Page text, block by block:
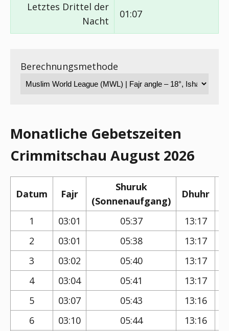
Letztes Drittel der
Nacht
01:07
Berechnungsmethode
Monatliche Gebetszeiten
Crimmitschau August 2026
Datum Fajr
Shuruk
(Sonnenaufgang)
Dhuhr
1
03:01 05:37 13:17
2
03:01 05:38 13:17
3
03:02 05:40 13:17
4
03:04 05:41 13:17
5
03:07 05:43 13:16
6
03:10 05:44 13:16